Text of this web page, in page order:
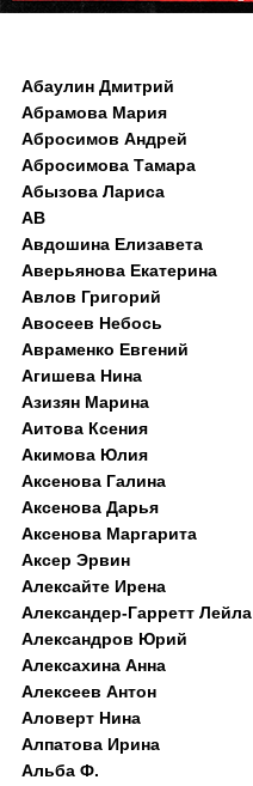
Абаулин Дмитрий
Абрамова Мария
Абросимов Андрей
Абросимова Тамара
Абызова Лариса
АВ
Авдошина Елизавета
Аверьянова Екатерина
Авлов Григорий
Авосеев Небось
Авраменко Евгений
Агишева Нина
Азизян Марина
Аитова Ксения
Акимова Юлия
Аксенова Галина
Аксенова Дарья
Аксенова Маргарита
Аксер Эрвин
Алексайте Ирена
Александер-Гарретт Лейла
Александров Юрий
Алексахина Анна
Алексеев Антон
Аловерт Нина
Алпатова Ирина
Альба Ф.